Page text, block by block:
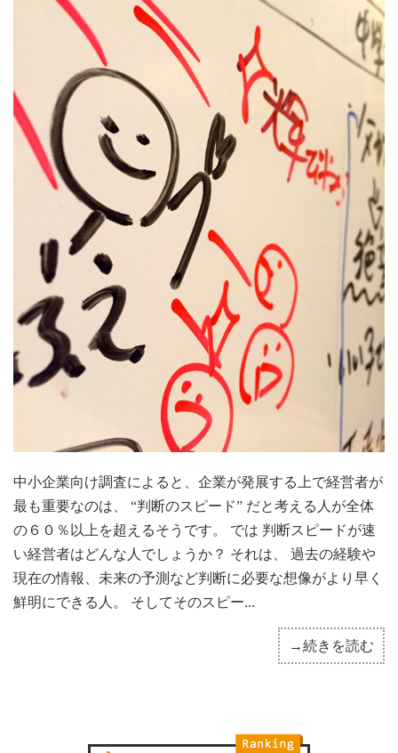
中小企業向け調査によると、企業が発展する上で経営者が
最も重要なのは、 “判断のスピード” だと考える人が全体
の６０％以上を超えるそうです。 では 判断スピードが速
い経営者はどんな人でしょうか？ それは、 過去の経験や
現在の情報、未来の予測など判断に必要な想像がより早く
鮮明にできる人。 そしてそのスピー...
→続きを読む